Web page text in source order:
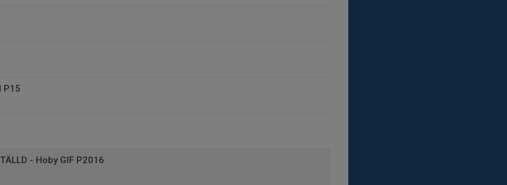
P15
- Hoby GIF P2016